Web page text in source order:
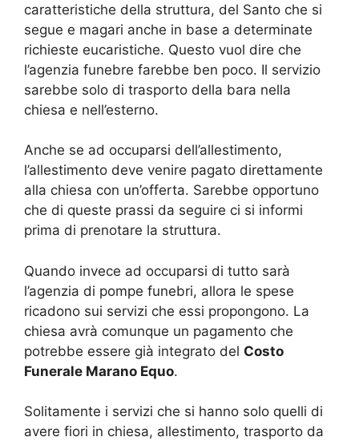
caratteristiche della struttura, del Santo che si
segue e magari anche in base a determinate
richieste eucaristiche. Questo vuol dire che
l’agenzia funebre farebbe ben poco. Il servizio
sarebbe solo di trasporto della bara nella
chiesa e nell’esterno.
Anche se ad occuparsi dell’allestimento,
l’allestimento deve venire pagato direttamente
alla chiesa con un’offerta. Sarebbe opportuno
che di queste prassi da seguire ci si informi
prima di prenotare la struttura.
Quando invece ad occuparsi di tutto sarà
l’agenzia di pompe funebri, allora le spese
ricadono sui servizi che essi propongono. La
chiesa avrà comunque un pagamento che
potrebbe essere già integrato del Costo
Funerale Marano Equo.
Solitamente i servizi che si hanno solo quelli di
avere fiori in chiesa, allestimento, trasporto da